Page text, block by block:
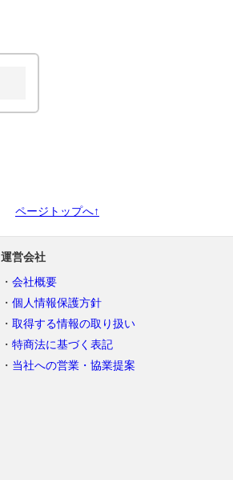
ページトップへ↑
運営会社
会社概要
個人情報保護方針
取得する情報の取り扱い
特商法に基づく表記
当社への営業・協業提案